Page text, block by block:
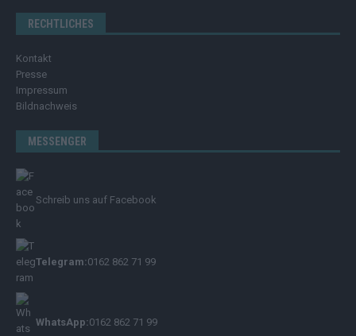
RECHTLICHES
Kontakt
Presse
Impressum
Bildnachweis
MESSENGER
Schreib uns auf Facebook
Telegram:0162 862 71 99
WhatsApp:0162 862 71 99